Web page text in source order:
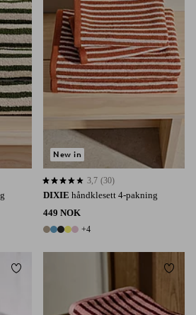
DIXIE håndklesett 4-pakning
449 NOK
9 farger
+4
3,7 basert på 30 karaktergivninger
3,7 (30)
New in
Legg til favoritter Legg